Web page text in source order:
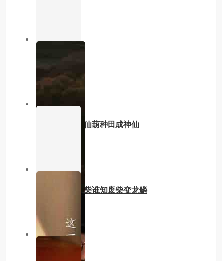
主演：内详
我在饥荒年靠仙葫种田成神仙
全城笑我抱废柴谁知废柴变龙鳞
3.0分 已完结